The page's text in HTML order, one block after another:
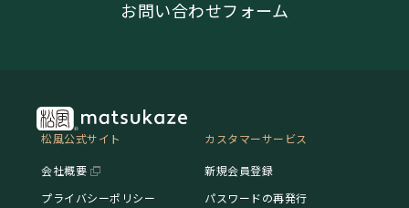
お問い合わせフォーム
松風公式サイト
会社概要
プライバシーポリシー
カスタマーサービス
新規会員登録
パスワードの再発行